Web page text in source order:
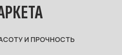
И ПРОЧНОСТЬ